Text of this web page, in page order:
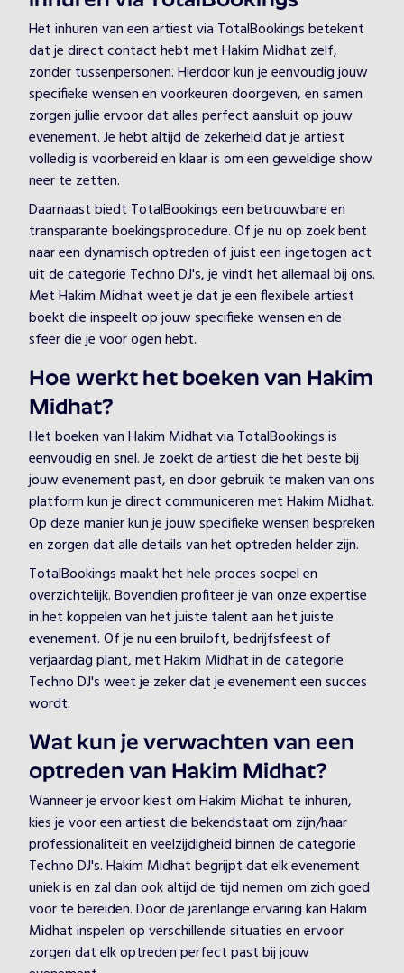
Het inhuren van een artiest via TotalBookings betekent
dat je direct contact hebt met Hakim Midhat zelf,
zonder tussenpersonen. Hierdoor kun je eenvoudig jouw
specifieke wensen en voorkeuren doorgeven, en samen
zorgen jullie ervoor dat alles perfect aansluit op jouw
evenement. Je hebt altijd de zekerheid dat je artiest
volledig is voorbereid en klaar is om een geweldige show
neer te zetten.
Daarnaast biedt TotalBookings een betrouwbare en
transparante boekingsprocedure. Of je nu op zoek bent
naar een dynamisch optreden of juist een ingetogen act
uit de categorie Techno DJ's, je vindt het allemaal bij ons.
Met Hakim Midhat weet je dat je een flexibele artiest
boekt die inspeelt op jouw specifieke wensen en de
sfeer die je voor ogen hebt.
Hoe werkt het boeken van Hakim
Midhat?
Het boeken van Hakim Midhat via TotalBookings is
eenvoudig en snel. Je zoekt de artiest die het beste bij
jouw evenement past, en door gebruik te maken van ons
platform kun je direct communiceren met Hakim Midhat.
Op deze manier kun je jouw specifieke wensen bespreken
en zorgen dat alle details van het optreden helder zijn.
TotalBookings maakt het hele proces soepel en
overzichtelijk. Bovendien profiteer je van onze expertise
in het koppelen van het juiste talent aan het juiste
evenement. Of je nu een bruiloft, bedrijfsfeest of
verjaardag plant, met Hakim Midhat in de categorie
Techno DJ's weet je zeker dat je evenement een succes
wordt.
Wat kun je verwachten van een
optreden van Hakim Midhat?
Wanneer je ervoor kiest om Hakim Midhat te inhuren,
kies je voor een artiest die bekendstaat om zijn/haar
professionaliteit en veelzijdigheid binnen de categorie
Techno DJ's. Hakim Midhat begrijpt dat elk evenement
uniek is en zal dan ook altijd de tijd nemen om zich goed
voor te bereiden. Door de jarenlange ervaring kan Hakim
Midhat inspelen op verschillende situaties en ervoor
zorgen dat elk optreden perfect past bij jouw